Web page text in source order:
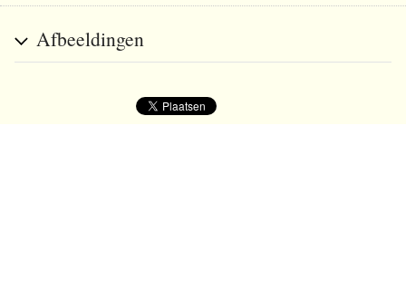
Afbeeldingen